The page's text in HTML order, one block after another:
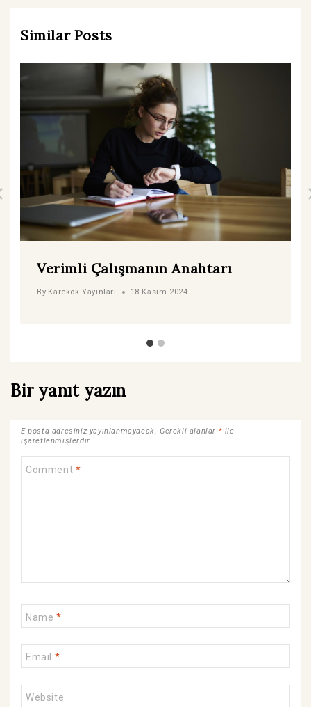
Similar Posts
Verimli Çalışmanın Anahtarı
By Karekök Yayınları 18 Kasım 2024
Bir yanıt yazın
E-posta adresiniz yayınlanmayacak. Gerekli alanlar * ile
işaretlenmişlerdir
Comment *
Name *
Email *
Website